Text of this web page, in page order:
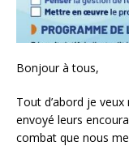
Bonjour à tous,
Tout d’abord je
envoyé leurs
combat que nous